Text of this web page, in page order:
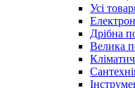
Усі
Дрібна
Велика